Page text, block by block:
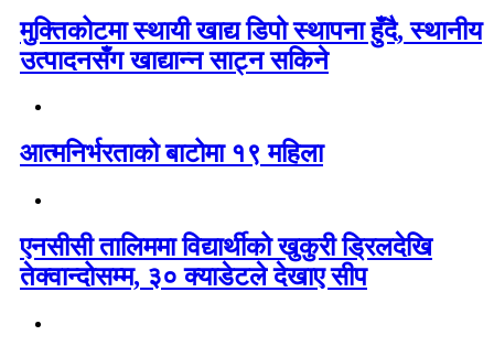
मुक्तिकोटमा स्थायी खाद्य डिपो स्थापना हुँदै, स्थानीय
उत्पादनसँग खाद्यान्न साट्न सकिने
आत्मनिर्भरताको बाटोमा १९ महिला
एनसीसी तालिममा विद्यार्थीको खुकुरी ड्रिलदेखि
तेक्वान्दोसम्म, ३० क्याडेटले देखाए सीप